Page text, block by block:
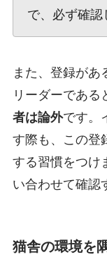
で、必ず確認
また、登録があ
リーダーである
者は論外です。
す際も、この登
する習慣をつけ
い合わせて確認
猫舎の環境を